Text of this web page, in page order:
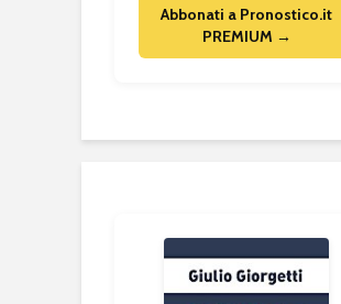
Abbonati a Pronostico.it
PREMIUM →